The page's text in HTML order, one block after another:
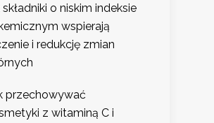
składniki o niskim indeksie
wspierają
i redukcję zmian
przechowywać
z witaminą C i